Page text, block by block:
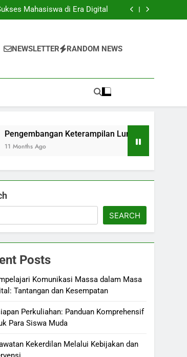
Mahasiswa di Era Digital
Pendidikan sama Dunia Kerja
Mahasiswa di Era Digital
Pendidikan sama Dunia Kerja
NEWSLETTER RANDOM NEWS
Keterampilan Lunak Mahasiswa Melalui
SEARCH
Posts
Komunikasi Massa dalam Masa
Tantangan dan Kesempatan
Perkuliahan: Panduan Komprehensif
Para Siswa Muda
Kekerdilan Melalui Kebijakan dan